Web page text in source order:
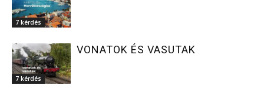
7 kérdés
7 kérdés
VONATOK ÉS VASUTAK